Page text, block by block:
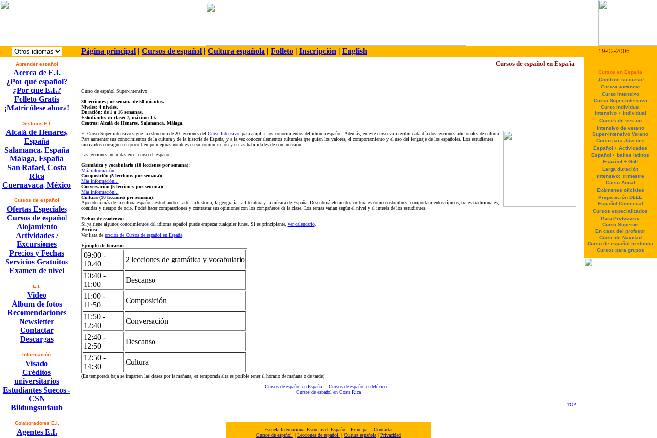
Página principal | Cursos de español | Cultura española | Folleto | Inscripción | English 19-02-2006
Aprender español
Acerca de E.I.
¿Por qué español?
¿Por qué E.I.?
Folleto Gratis
¡Matricúlese ahora!
Destinos E.I.
Alcalá de Henares,
España
Salamanca, España
Málaga, España
San Rafael, Costa
Rica
Cuernavaca, México
Cursos de español
Ofertas Especiales
Cursos de español
Alojamiento
Actividades /
Excursiones
Precios y Fechas
Servicios Gratuitos
Examen de nivel
E.I.
Video
Álbum de fotos
Recomendaciones
Newsletter
Contactar
Descargas
Información
Visado
Créditos
universitarios
Estudiantes Suecos -
CSN
Bildungsurlaub
Colaboradores E.I.
Agentes E.I.
Cursos de español en España
Curso de español Super-intensivo
30 lecciones por semana de 50 minutos.
Niveles: 4 niveles.
Duración: de 1 a 16 semanas.
Estudiantes en clase: 7, máximo 10.
Centros: Alcalá de Henares, Salamanca, Málaga.
El Curso Super-intensivo sigue la estructura de20 lecciones del Curso Intensivo, para ampliar los conocimientos del idioma español. Además, en este curso va a recibir cada día dos lecciones adicionales de cultura.
Para aumentar sus conocimientos de la cultura y de la historia de España, y a la vez conocer elementos culturales que guían los valores, el comportamiento y el uso del lenguaje de los españoles. Los estudiantes
motivados consiguen en poco tiempo mejoras notables en su comunicación y en las habilidades de comprensión.
Las lecciones incluidas en el curso de español:
Gramática y vocabulario (10 lecciones por semana):
Más información...
Composición (5 lecciones por semana):
Más información...
Conversación (5 lecciones por semana):
Más información...
Cultura (10 lecciones por semana):
Aprenderá más de la cultura española estudiando el arte, la historia, la geografía, la literatura y la música de España. Descubrirá elementos culturales como costumbres, comportamientos típicos, trajes tradicionales,
comidas y tiempo de ocio. Podrá hacer comparaciones y contrastar sus opiniones con los compañeros de la clase. Los temas varían según el nivel y el interés de los estudiantes.
Fechas de comienzo:
Si ya tiene algunos conocimientos del idioma español puede empezar cualquier lunes. Si es principiante, ver calendario.
Precios:
Ver lista de precios de Cursos de español en España
Ejemplo de horario:
09:00 -
10:40
2 lecciones de gramática y vocabulario
10:40 -
11:00
Descanso
11:00 -
11:50
Composición
11:50 -
12:40
Conversación
12:40 -
12:50
Descanso
12:50 -
14:30
Cultura
(En temporada baja se imparten las clases por la mañana, en temporada alta es posible tener el horario de mañana o de tarde)
Cursos de español en España
Cursos de español en México
Cursos de español en Costa Rica
TOP
Escuela Internacional Escuelas de Español - Principal | Contactar
Cursos de español
| Lecciones de español | Cultura española | Privacidad
Cursos en España
¡Combine su curso!
Cursos estándar
Curso Intensivo
Curso Super-Intensivo
Curso Individual
Intensivo + Individual
Cursos de verano
Intensivo de verano
Super-intensivo Verano
Curso para Jóvenes
Español + Actividades
Español + bailes latinos
Español + Golf
Larga duración
Intensivo: Trimestre
Curso Anual
Exámenes oficiales
Preparación DELE
Español Comercial
Cursos especializados
Para Profesores
Curso Superior
En casa del profesor
Curso de Navidad
Curso de español medicina
Cursos para grupos